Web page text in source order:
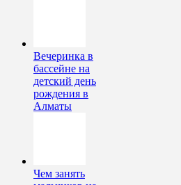
Вечеринка в
бассейне на
детский день
рождения в
Алматы
Чем занять